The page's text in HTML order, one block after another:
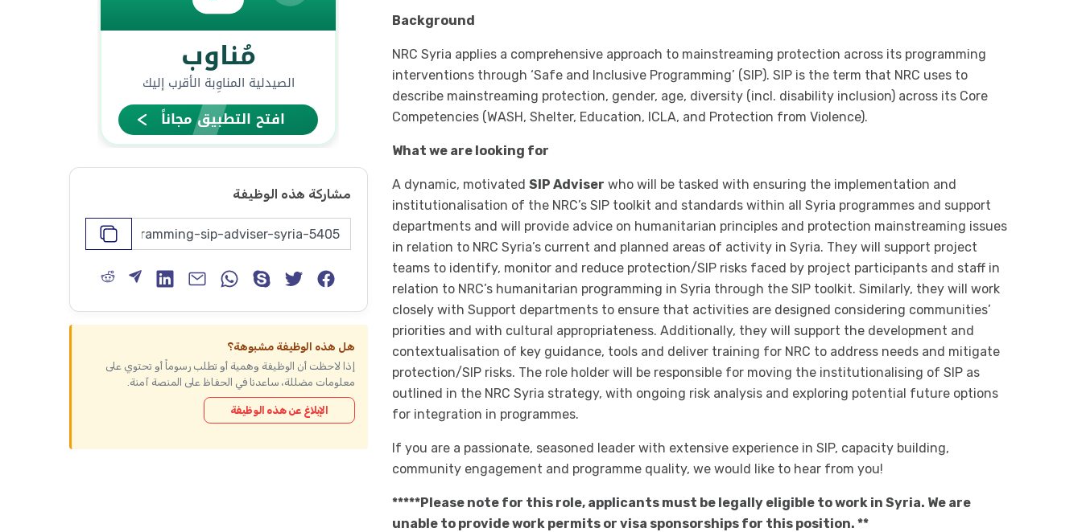
Background
NRC Syria applies a comprehensive approach to mainstreaming protection across its programming
interventions through ‘Safe and Inclusive Programming’ (SIP). SIP is the term that NRC uses to
describe mainstreaming protection, gender, age, diversity (incl. disability inclusion) across its Core
Competencies (WASH, Shelter, Education, ICLA, and Protection from Violence).
What we are looking for
A dynamic, motivated SIP Adviser who will be tasked with ensuring the implementation and
institutionalisation of the NRC’s SIP toolkit and standards within all Syria programmes and support
departments and will provide advice on humanitarian principles and protection mainstreaming issues
in relation to NRC Syria’s current and planned areas of activity in Syria. They will support project
teams to identify, monitor and reduce protection/SIP risks faced by project participants and staff in
relation to NRC’s humanitarian programming in Syria through the SIP toolkit. Similarly, they will work
closely with Support departments to ensure that activities are designed considering communities’
priorities and with cultural appropriateness. Additionally, they will support the development and
contextualisation of key guidance, tools and deliver training for NRC to address needs and mitigate
protection/SIP risks. The role holder will be responsible for moving the institutionalising of SIP as
outlined in the NRC Syria strategy, with ongoing risk analysis and exploring potential future options
for integration in programmes.
If you are a passionate, seasoned leader with extensive experience in SIP, capacity building,
community engagement and programme quality, we would like to hear from you!
*****Please note for this role, applicants must be legally eligible to work in Syria. We are
unable to provide work permits or visa sponsorships for this position. **
مشاركة هذه الوظيفة
هل هذه الوظيفة مشبوهة؟
إذا لاحظت أن الوظيفة وهمية أو تطلب رسوماً أو تحتوي على
معلومات مضللة، ساعدنا في الحفاظ على المنصة آمنة.
الإبلاغ عن هذه الوظيفة